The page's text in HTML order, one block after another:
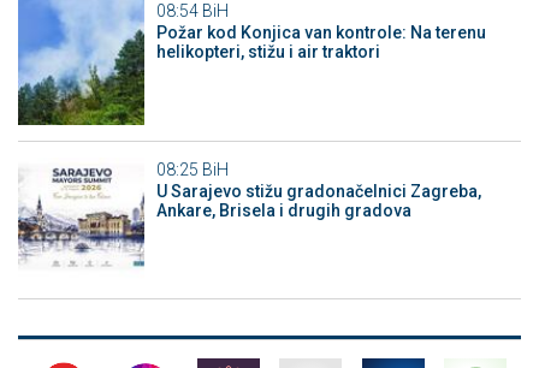
08:54 BiH
Požar kod Konjica van kontrole: Na terenu
helikopteri, stižu i air traktori
08:25 BiH
U Sarajevo stižu gradonačelnici Zagreba,
Ankare, Brisela i drugih gradova